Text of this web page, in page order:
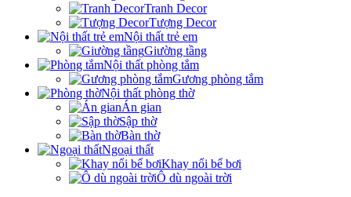
Tranh Decor
Tượng Decor
Nội thất trẻ em
Giường tầng
Nội thất phòng tắm
Gương phòng tắm
Nội thất phòng thờ
Án gian
Sập thờ
Bàn thờ
Ngoại thất
Khay nổi bể bơi
Ô dù ngoài trời